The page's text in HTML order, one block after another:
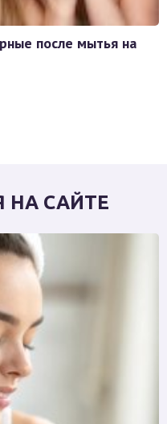
после мытья на
НА САЙТЕ